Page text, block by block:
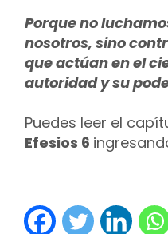
Porque no
nosotros, sino
que actúan en el
autoridad y su
Puedes leer el
Efesios 6